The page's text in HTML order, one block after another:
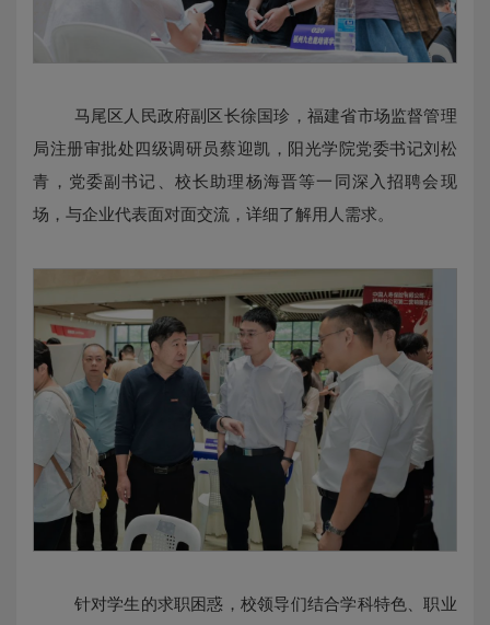
马尾区人民政府副区长徐国珍，福建省市场监督管理
局注册审批处四级调研员蔡迎凯，阳光学院党委书记刘松
青，党委副书记、校长助理杨海晋等一同深入招聘会现
场，与企业代表面对面交流，详细了解用人需求。
针对学生的求职困惑，校领导们结合学科特色、职业